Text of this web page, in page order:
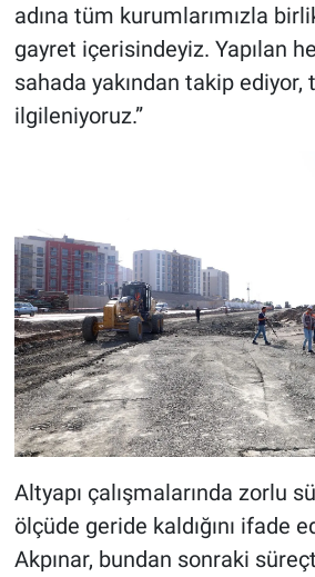
adına tüm kurumlarımızla
gayret içerisindeyiz. Yapılan
sahada yakından takip ediyor,
ilgileniyoruz.”
Altyapı çalışmalarında zorlu
ölçüde geride kaldığını ifade
Akpınar, bundan sonraki